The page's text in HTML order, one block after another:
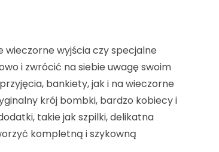
wieczorne wyjścia czy specjalne
i zwrócić na siebie uwagę swoim
bankiety, jak i na wieczorne
krój bombki, bardzo kobiecy i
takie jak szpilki, delikatna
kompletną i szykowną